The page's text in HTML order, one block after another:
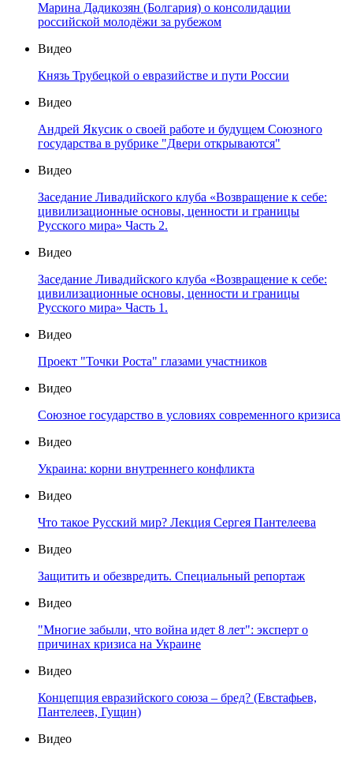
Марина Дадикозян (Болгария) о консолидации
российской молодёжи за рубежом
Видео
Князь Трубецкой о евразийстве и пути России
Видео
Андрей Якусик о своей работе и будущем Союзного
государства в рубрике "Двери открываются"
Видео
Заседание Ливадийского клуба «Возвращение к себе:
цивилизационные основы, ценности и границы
Русского мира» Часть 2.
Видео
Заседание Ливадийского клуба «Возвращение к себе:
цивилизационные основы, ценности и границы
Русского мира» Часть 1.
Видео
Проект "Точки Роста" глазами участников
Видео
Союзное государство в условиях современного кризиса
Видео
Украина: корни внутреннего конфликта
Видео
Что такое Русский мир? Лекция Сергея Пантелеева
Видео
Защитить и обезвредить. Специальный репортаж
Видео
"Многие забыли, что война идет 8 лет": эксперт о
причинах кризиса на Украине
Видео
Концепция евразийского союза – бред? (Евстафьев,
Пантелеев, Гущин)
Видео